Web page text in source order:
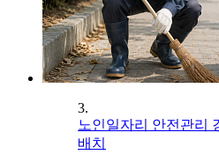
3.
노인일자리 안전관리
배치